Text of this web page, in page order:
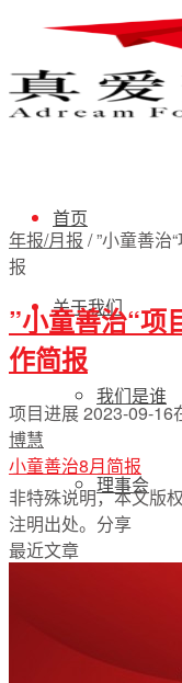
首页
关于我们
我们是谁
理事会
加入我们
年报/月报 /”小童善治
报
”小童善治“项
作简报
项目进展2023-09-16
博慧
小童善治8月简报
非特殊说明，本文版
注明出处。 分享
最近文章